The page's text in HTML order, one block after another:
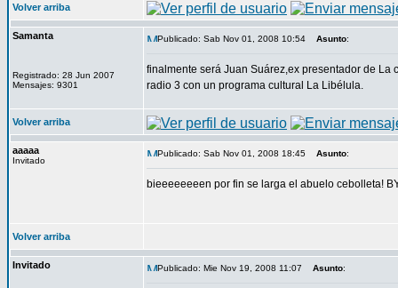
Volver arriba
Samanta
Registrado: 28 Jun 2007
Mensajes: 9301
Publicado: Sab Nov 01, 2008 10:54 Asunto:
finalmente será Juan Suárez,ex presentador de
radio 3 con un programa cultural La Libélula.
Volver arriba
aaaaa
Invitado
Publicado: Sab Nov 01, 2008 18:45 Asunto:
bieeeeeeeen por fin se larga el abuelo cebolleta!
Volver arriba
Invitado Publicado: Mie Nov 19, 2008 11:07 Asunto: